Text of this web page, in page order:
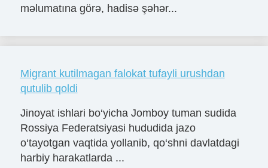
məlumatına görə, hadisə şəhər...
Migrant kutilmagan falokat tufayli urushdan
qutulib qoldi
Jinoyat ishlari bo‘yicha Jomboy tuman sudida
Rossiya Federatsiyasi hududida jazo
o‘tayotgan vaqtida yollanib, qo‘shni davlatdagi
harbiy harakatlarda ...